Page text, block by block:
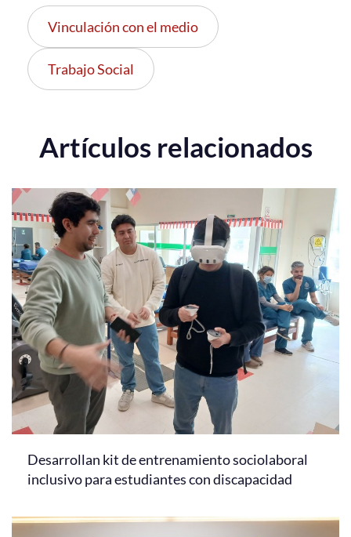
Vinculación con el medio
Trabajo Social
Artículos relacionados
Desarrollan kit de entrenamiento sociolaboral
inclusivo para estudiantes con discapacidad